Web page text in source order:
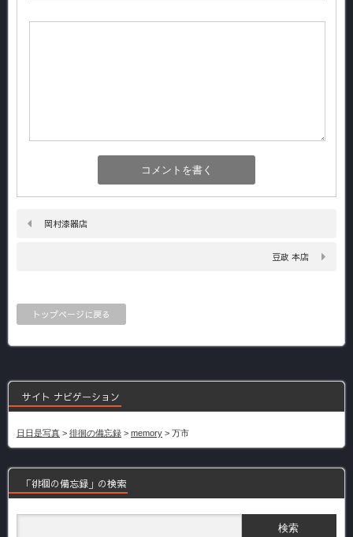
岡村漆器店
豆政 本店
トップページに戻る
サイト ナビゲーション
日日是写真 > 徘徊の備忘録 > memory > 万市
「徘徊の備忘録」の検索